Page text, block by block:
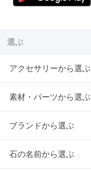
選ぶ
アクセサリーから選ぶ
素材・パーツから選ぶ
ブランドから選ぶ
石の名前から選ぶ